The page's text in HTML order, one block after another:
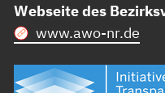
Webseite des
www.awo-nr.de